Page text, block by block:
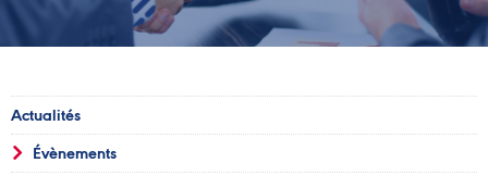
Actualités
Évènements